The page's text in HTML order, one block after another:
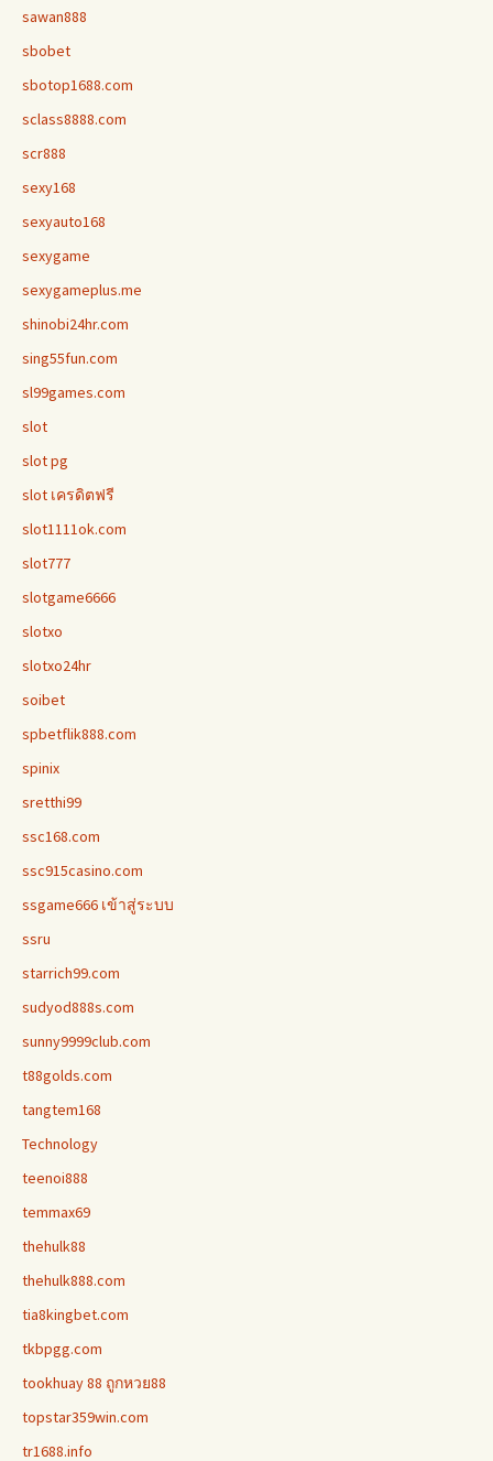
sawan888
sbobet
sbotop1688.com
sclass8888.com
scr888
sexy168
sexyauto168
sexygame
sexygameplus.me
shinobi24hr.com
sing55fun.com
sl99games.com
slot
slot pg
slot เครดิตฟรี
slot1111ok.com
slot777
slotgame6666
slotxo
slotxo24hr
soibet
spbetflik888.com
spinix
sretthi99
ssc168.com
ssc915casino.com
ssgame666 เข้าสู่ระบบ
ssru
starrich99.com
sudyod888s.com
sunny9999club.com
t88golds.com
tangtem168
Technology
teenoi888
temmax69
thehulk88
thehulk888.com
tia8kingbet.com
tkbpgg.com
tookhuay 88 ถูกหวย88
topstar359win.com
tr1688.info